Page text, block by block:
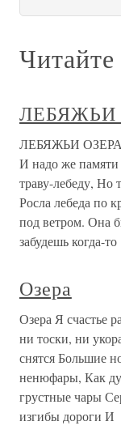
ЛЕБЯЖЬИ
ЛЕБЯЖЬИ ОЗЕРА
И надо же
траву-лебеду, Но
Росла лебеда по
под ветром. Она
забудешь когда-то
Озера
Озера Я счастье
ни тоски, ни
снятся Большие
ненюфары, Как
грустные чары
изгибы дороги И